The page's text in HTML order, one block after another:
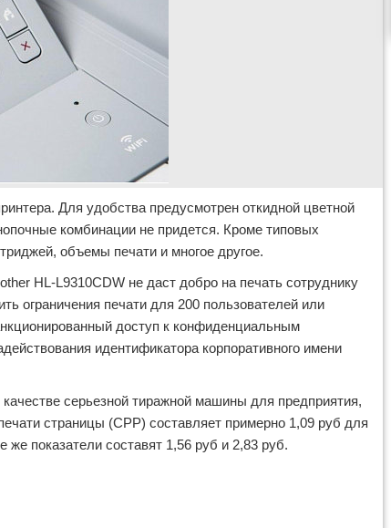
Для удобства предусмотрен откидной цветной
комбинации не придется. Кроме типовых
объемы печати и многое другое.
HL-L9310CDW не даст добро на печать сотруднику
ограничения печати для 200 пользователей или
доступ к конфиденциальным
идентификатора корпоративного имени
серьезной тиражной машины для предприятия,
страницы (CPP) составляет примерно 1,09 руб для
показатели составят 1,56 руб и 2,83 руб.